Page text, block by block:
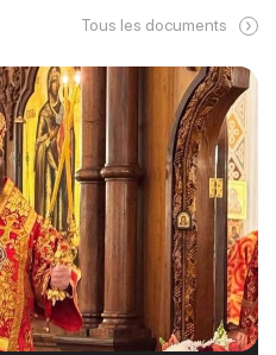
Tous les documents